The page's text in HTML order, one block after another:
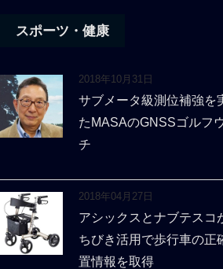
スポーツ・健康
2018年10月31日
サブメータ級測位補強を
たMASAのGNSSゴルフ
チ
2018年04月27日
アシックスとナブテスコ
ちびき活用で歩行車の正
置情報を取得